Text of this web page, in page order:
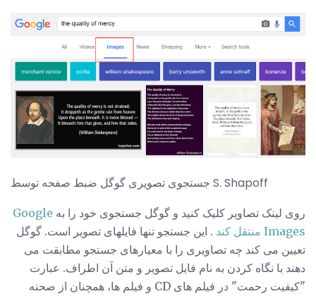
جستجوی تصویری گوگل ضبط صفحه توسط S. Shapoff
روی لینک تصاویر کلیک کنید و گوگل جستجوی خود را به Google
Images منتقل کند
. این جستجو تنها فایلهای تصویر است. گوگل
تعیین می کند چه تصاویری را با معیارهای جستجو مطابقت می
دهند با نگاه کردن به نام فایل تصویر و متن آن اطراف. عبارت
"کیفیت رحمت" در فیلم های CD و فیلم ها، همچنان از صحنه